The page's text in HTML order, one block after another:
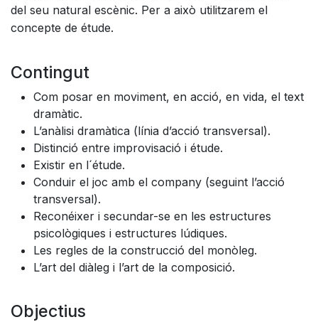
del seu natural escènic. Per a això utilitzarem el
concepte de étude.
Contingut
Com posar en moviment, en acció, en vida, el text
dramàtic.
L’anàlisi dramàtica (línia d’acció transversal).
Distinció entre improvisació i étude.
Existir en l´étude.
Conduir el joc amb el company (seguint l’acció
transversal).
Reconéixer i secundar-se en les estructures
psicològiques i estructures lúdiques.
Les regles de la construcció del monòleg.
L’art del diàleg i l’art de la composició.
Objectius